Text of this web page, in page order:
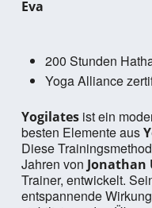
Eva
200 Stunden
Yoga Alliance
Yogilatesist ein
besten Elemente aus
Diese
Jahren von Jonathan
Trainer, entwickelt.
entspannende